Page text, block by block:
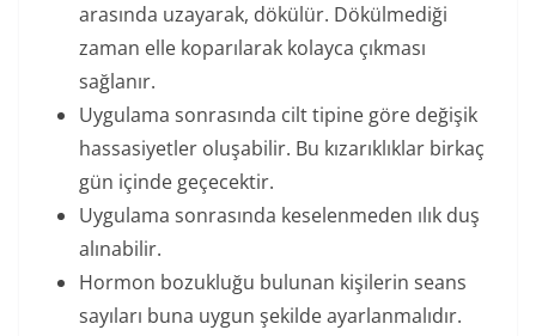
arasında uzayarak, dökülür. Dökülmediği
zaman elle koparılarak kolayca çıkması
sağlanır.
Uygulama sonrasında cilt tipine göre değişik
hassasiyetler oluşabilir. Bu kızarıklıklar birkaç
gün içinde geçecektir.
Uygulama sonrasında keselenmeden ılık duş
alınabilir.
Hormon bozukluğu bulunan kişilerin seans
sayıları buna uygun şekilde ayarlanmalıdır.